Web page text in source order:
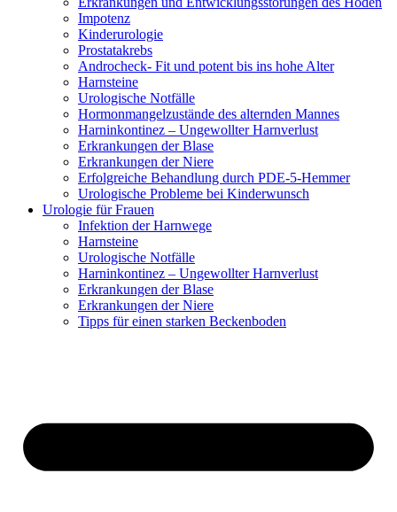
Impotenz
Kinderurologie
Prostatakrebs
Androcheck- Fit und potent bis ins hohe Alter
Harnsteine
Urologische Notfälle
Hormonmangel­zustände des alternden Mannes
Harninkontinez – Ungewollter Harnverlust
Erkrankungen der Blase
Erkrankungen der Niere
Erfolgreiche Behandlung durch PDE-5-Hemmer
Urologische Probleme bei Kinderwunsch
Urologie für Frauen
Infektion der Harnwege
Harnsteine
Urologische Notfälle
Harninkontinez – Ungewollter Harnverlust
Erkrankungen der Blase
Erkrankungen der Niere
Tipps für einen starken Beckenboden